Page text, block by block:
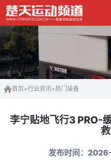
首页>行业资讯>热门装备
李宁贴地飞行3 PRO-
发布时间：